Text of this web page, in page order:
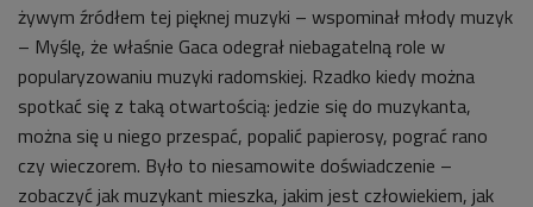
żywym źródłem tej pięknej muzyki – wspominał młody muzyk
– Myślę, że właśnie Gaca odegrał niebagatelną role w
popularyzowaniu muzyki radomskiej. Rzadko kiedy można
spotkać się z taką otwartością: jedzie się do muzykanta,
można się u niego przespać, popalić papierosy, pograć rano
czy wieczorem. Było to niesamowite doświadczenie –
zobaczyć jak muzykant mieszka, jakim jest człowiekiem, jak